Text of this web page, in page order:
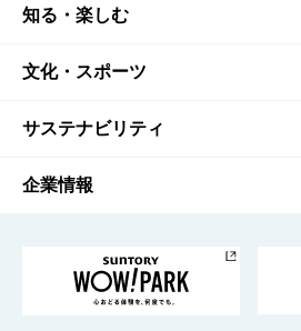
商品TOP
商品一覧
商品発売情報
栄養成分一覧
知る・楽しむ
知る・楽しむTOP
キャンペーン
工場見学
地域情報
文化・スポーツ
文化・スポーツTOP
サントリーホール
サントリーサンバーズ大阪
サステナビリティ
サステナビリティTOP
サントリーが考えるサステナビ
企業情報
企業概要